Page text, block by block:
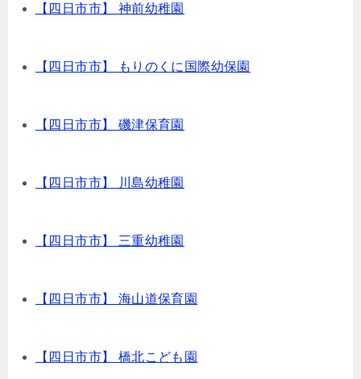
【四日市市】 神前幼稚園
【四日市市】 もりのくに国際幼保園
【四日市市】 磯津保育園
【四日市市】 川島幼稚園
【四日市市】 三重幼稚園
【四日市市】 海山道保育園
【四日市市】 橋北こども園